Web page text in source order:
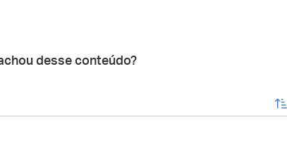
desse conteúdo?
enviar